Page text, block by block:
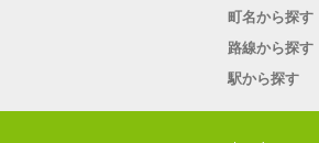
町名から探す
路線から探す
駅から探す